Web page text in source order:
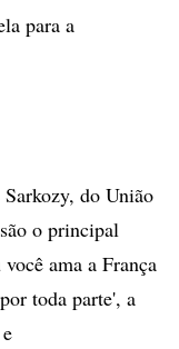
para a
do União
o principal
ama a França
toda parte', a